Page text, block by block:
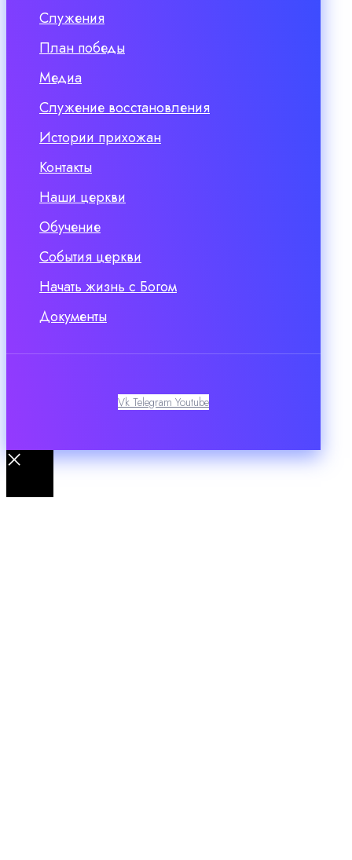
Служения
План победы
Медиа
Служение восстановления
Истории прихожан
Контакты
Наши церкви
Обучение
События церкви
Начать жизнь с Богом
Документы
Vk Telegram Youtube